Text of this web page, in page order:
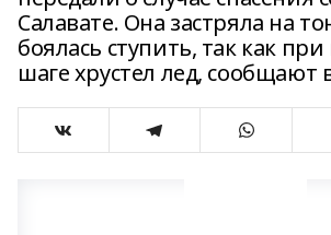
Салавате. Она застряла на
боялась ступить, так как
шаге хрустел лед, сообщают